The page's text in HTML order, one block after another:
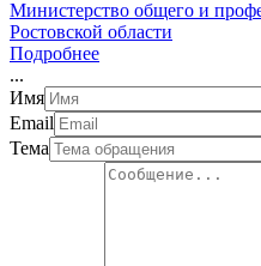
Министерство общего и
Ростовской области
Подробнее
...
Имя
Email
Тема